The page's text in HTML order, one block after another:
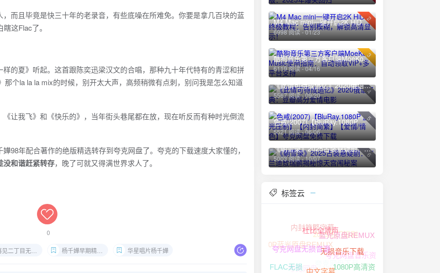
而且毕竟是快三十年的老录音，有些底噪在所难免。你要是拿几百块的蓝
这Flac了。
的夏》听起。这首跟陈奕迅梁汉文的合唱，那种九十年代特有的青涩和拼
个la la la mix的时候，别开太大声，高频稍微有点刺，别问我是怎么知道
让我飞》和《快乐的》，当年街头巷尾都在放，现在听反而有种时光倒流
98年配合著作的绝版精选转存到夸克网盘了。夸克的下载速度大家懂的，
没和谐赶紧转存，晚了可就又得满世界求人了。
0
二丁目无损下载 杨千嬅早期精选CD 华星唱片杨千嬅
2
M4 Mac mini一键开启2K HiDPI终极教程：告别模糊，解锁高清显示！
6998 阅读 - 01/23
3
酷狗音乐第三方客户端MoeKoe Music使用指南：自动领取VIP+多平台支持
6119 阅读 - 04/16
4
《此情可待成追忆》2020俄语经典：豆瓣高分爱情电影
5567 阅读 - 09/20
5
色戒(2007)【BluRay.1080P 蓝光压制】【内封简繁】【爱情/情色】夸克网盘免费下载
5521 阅读 - 06/06
6
《朝雪录》2025古装悬疑剧：李兰迪敖瑞鹏揭秘惊天宫闱秘案
5003 阅读 - 10/07
标签云
夸克网盘下载
夸克网盘音乐资源
1080P高清资源
夸克网盘
1080P
2025热门短剧
蓝光原盘REMUX
无损音乐下载
FLAC无损
1080P蓝光原盘REMUX
内封简繁字幕
杜比全景声
夸克网盘无损音源